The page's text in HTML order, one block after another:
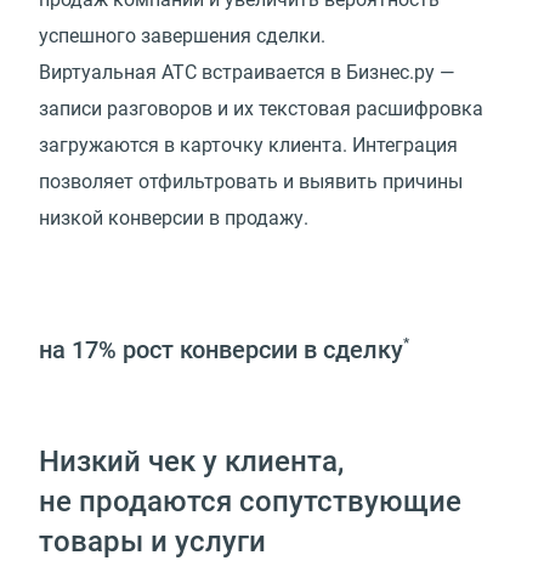
успешного завершения сделки.
Виртуальная АТС встраивается в Бизнес.ру —
записи разговоров и их текстовая расшифровка
загружаются в карточку клиента. Интеграция
позволяет отфильтровать и выявить причины
низкой конверсии в продажу.
на 17% рост конверсии в сделку*
Низкий чек у клиента,
не продаются сопутствующие
товары и услуги